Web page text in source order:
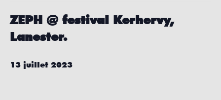
ZEPH @ festival Kerhervy,
Lanester.
13 juillet 2023